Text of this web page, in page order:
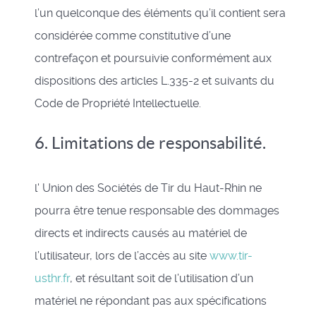
l’un quelconque des éléments qu’il contient sera
considérée comme constitutive d’une
contrefaçon et poursuivie conformément aux
dispositions des articles L.335-2 et suivants du
Code de Propriété Intellectuelle.
6. Limitations de responsabilité.
l' Union des Sociétés de Tir du Haut-Rhin ne
pourra être tenue responsable des dommages
directs et indirects causés au matériel de
l’utilisateur, lors de l’accès au site www.tir-
usthr.fr, et résultant soit de l’utilisation d’un
matériel ne répondant pas aux spécifications